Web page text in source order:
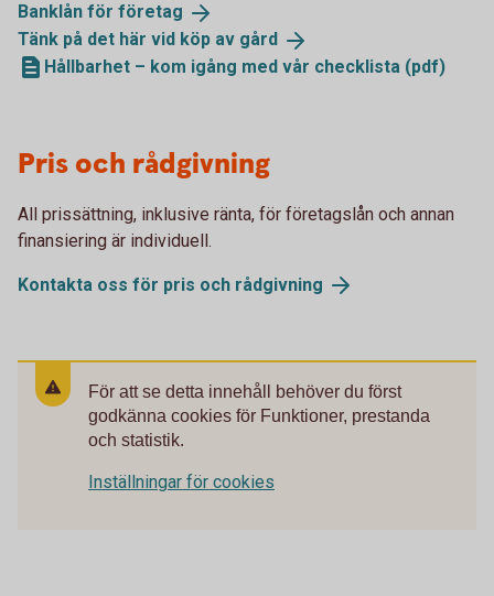
Banklån för företag
Tänk på det här vid köp av gård
Hållbarhet – kom igång med vår checklista (pdf)
Pris och rådgivning
All prissättning, inklusive ränta, för företagslån och annan
finansiering är individuell.
Kontakta oss för pris och rådgivning
För att se detta innehåll behöver du först
godkänna cookies för Funktioner, prestanda
och statistik.
Inställningar för cookies